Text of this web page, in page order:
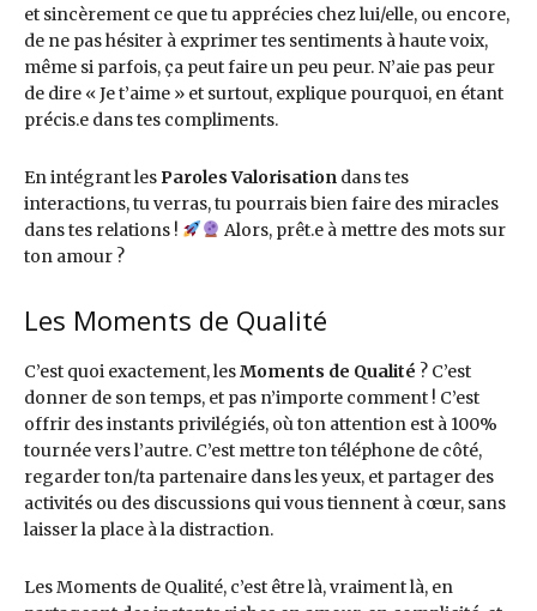
et sincèrement ce que tu apprécies chez lui/elle, ou encore,
de ne pas hésiter à exprimer tes sentiments à haute voix,
même si parfois, ça peut faire un peu peur. N’aie pas peur
de dire « Je t’aime » et surtout, explique pourquoi, en étant
précis.e dans tes compliments.
En intégrant les Paroles Valorisation dans tes
interactions, tu verras, tu pourrais bien faire des miracles
dans tes relations !
Alors, prêt.e à mettre des mots sur
ton amour ?
Les Moments de Qualité
C’est quoi exactement, lesMoments de Qualité ? C’est
donner de son temps, et pas n’importe comment ! C’est
offrir des instants privilégiés, où ton attention est à 100%
tournée vers l’autre. C’est mettre ton téléphone de côté,
regarder ton/ta partenaire dans les yeux, et partager des
activités ou des discussions qui vous tiennent à cœur, sans
laisser la place à la distraction.
Les Moments de Qualité, c’est être là, vraiment là, en